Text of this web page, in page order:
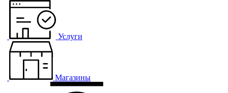
Услуги
Магазины